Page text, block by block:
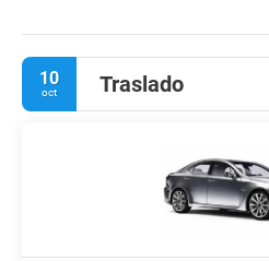
Para un relax sin igual, nada como
masajes, tratamientos corporales y
Descubre la fauna salvaje de la
relájate en una de las 3 piscinas al
conexión a Internet wifi gratis,
Te sentirás como en tu propia casa
habitaciones con decoraciones
frigorífico y televisión de pantalla
disponen de balcón o patio con
10
oct Traslado